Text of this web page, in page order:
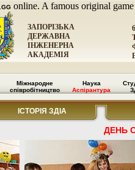
online. A famous original
ЗАПОРІЗЬКА
ДЕРЖАВНА
ІНЖЕНЕРНА
АКАДЕМІЯ
Міжнародне
співробітництво
Наука
Аспірантура
ІСТОРІЯ ЗДІА
ДЕНЬ